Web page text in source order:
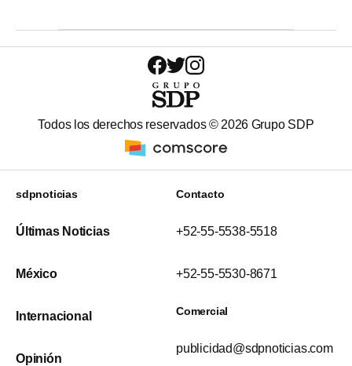
Todos los derechos reservados © 2026 Grupo SDP
sdpnoticias
Últimas Noticias
México
Internacional
Opinión
Contacto
+52-55-5538-5518
+52-55-5530-8671
Comercial
publicidad@sdpnoticias.com